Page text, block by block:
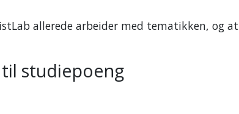
allerede arbeider med tematikken, og
studiepoeng